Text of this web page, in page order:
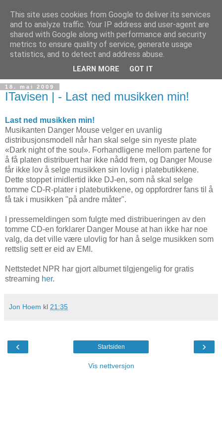
Teknologinyheter
18. mai 2009
ITavisen | - Last ned musikken min!
Last ned musikken min!
Musikanten Danger Mouse velger en uvanlig
distribusjonsmodell når han skal selge sin nyeste plate
«Dark night of the soul». Forhandligene mellom partene for
å få platen distribuert har ikke nådd frem, og Danger Mouse
får ikke lov å selge musikken sin lovlig i platebutikkene.
Dette stoppet imidlertid ikke DJ-en, som nå skal selge
tomme CD-R-plater i platebutikkene, og oppfordrer fans til å
få tak i musikken "på andre måter".
I pressemeldingen som fulgte med distribueringen av den
tomme CD-en forklarer Danger Mouse at han ikke har noe
valg, da det ville være ulovlig for han å selge musikken som
rettslig sett er eid av EMI.
Nettstedet NPR har gjort albumet tilgjengelig for gratis
streaming her.
Jon Hoem kl 21:35
‹ ›
Startsiden
Vis nettversjon
This site uses cookies from Google to deliver its services
and to analyze traffic. Your IP address and user-agent are
shared with Google along with performance and security
metrics to ensure quality of service, generate usage
statistics, and to detect and address abuse.
LEARN MORE GOT IT